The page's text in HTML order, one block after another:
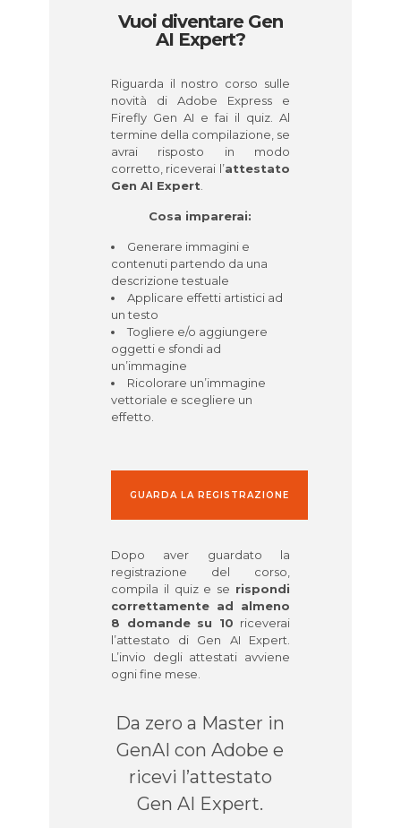
Vuoi diventare Gen
AI Expert?
Riguarda il nostro corso sulle
novità di Adobe Express e
Firefly Gen AI e fai il quiz. Al
termine della compilazione, se
avrai risposto in modo
corretto, riceverai l’attestato
Gen AI Expert
Cosa imparerai:
Generare immagini e
contenuti partendo da una
descrizione testuale
Applicare effetti artistici ad
un testo
Togliere e/o aggiungere
oggetti e sfondi ad
un’immagine
Ricolorare un’immagine
vettoriale e scegliere un
effetto.
GUARDA LA REGISTRAZIONE
Dopo aver guardato la
registrazione del corso,
compila il quiz e se rispondi
correttamente ad almeno
8 domande su 10 riceverai
l’attestato di Gen AI Expert.
L’invio degli attestati avviene
ogni fine mese.
Da zero a Master in
GenAI con Adobe e
ricevi l’attestato
Gen AI Expert.